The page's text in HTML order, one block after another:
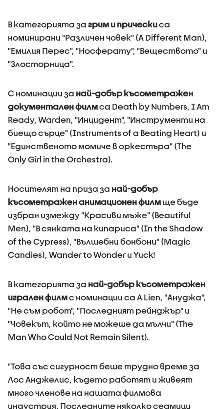
В категорията за грим и прическиса
номинирани "Различен човек" (A Different Man),
"Емилия Перес", "Носферату", "Веществото" и
"Злосторница".
С номинации за най-добър късометражен
документален филмса Death by Numbers, I Am
Ready, Warden, "Инцидент", "Инструменти на
биещо сърце" (Instruments of a Beating Heart) и
"Единственото момиче в оркестъра" (The
Only Girl in the Orchestra).
Носителят на приза за най-добър
късометражен анимационен филм ще бъде
избран измежду "Красиви мъже" (Beautiful
Men), "В сянката на кипариса" (In the Shadow
of the Cypress), "Вълшебни бонбони" (Magic
Candies), Wander to Wonder и Yuck!
В категорията за най-добър късометражен
игрален филмс номинации са A Lien, "Ануджа",
"Не съм робот", "Последният рейнджър" и
"Човекът, който не можеше да мълчи" (The
Man Who Could Not Remain Silent).
"Това със сигурност беше трудно време за
Лос Анджелис, където работят и живеят
много членове на нашата филмова
индустрия. Последните няколко седмици